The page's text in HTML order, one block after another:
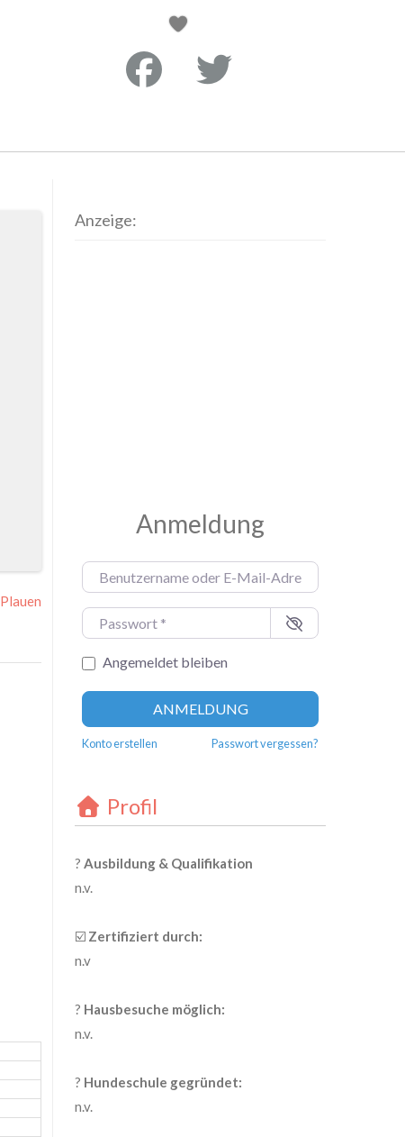
Plauen
Anzeige:
Anmeldung
Benutzername oder E-Mail-Adresse
Passwort
Angemeldet bleiben
ANMELDUNG
Konto erstellen Passwort vergessen?
Profil
?Ausbildung & Qualifikation
n.v.
☑️ Zertifiziert durch:
n.v
? Hausbesuche möglich:
n.v.
? Hundeschule gegründet:
n.v.